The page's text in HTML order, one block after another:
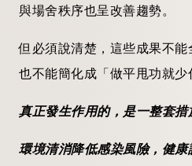
與場舍秩序也呈改善趨勢。
但必須說清楚，這些成果不能
也不能簡化成「做平甩功就少
真正發生作用的，是一整套措
環境清消降低感染風險，健